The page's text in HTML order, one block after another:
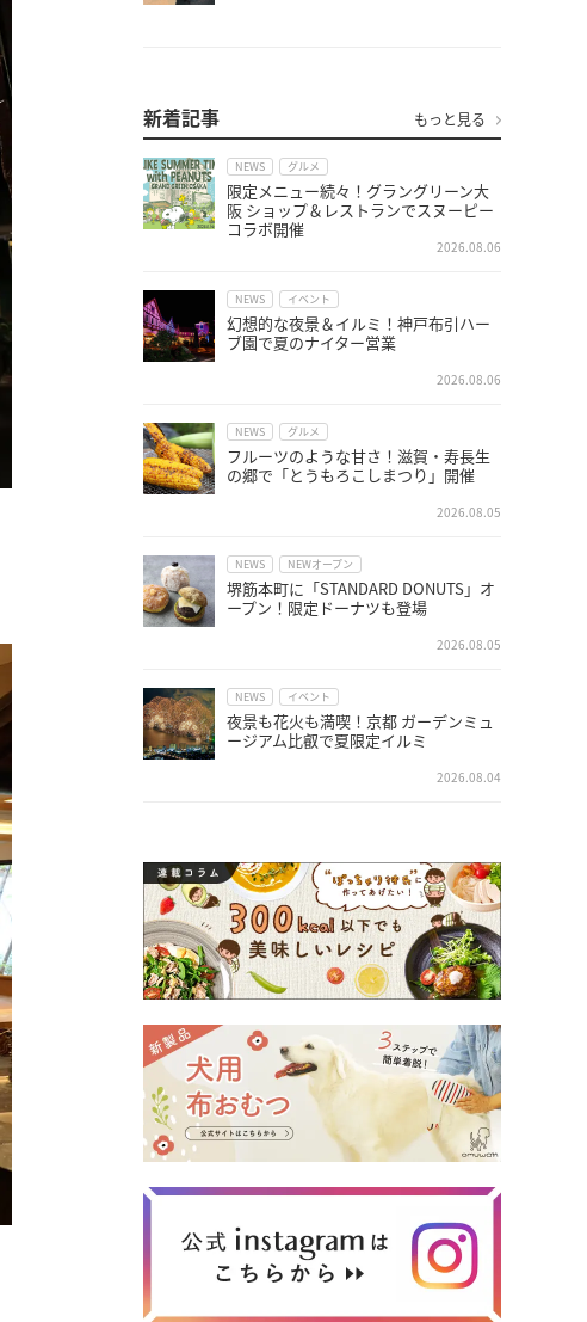
新着記事 もっと見る
NEWS グルメ
限定メニュー続々！グラングリーン大
阪 ショップ＆レストランでスヌーピー
コラボ開催
2026.08.06
NEWS イベント
幻想的な夜景＆イルミ！神戸布引ハー
ブ園で夏のナイター営業
2026.08.06
NEWS グルメ
フルーツのような甘さ！滋賀・寿長生
の郷で「とうもろこしまつり」開催
2026.08.05
NEWS NEWオープン
堺筋本町に「STANDARD DONUTS」オ
ープン！限定ドーナツも登場
2026.08.05
NEWS イベント
夜景も花火も満喫！京都 ガーデンミュ
ージアム比叡で夏限定イルミ
2026.08.04